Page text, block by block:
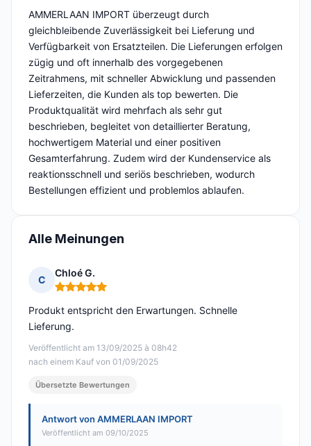
AMMERLAAN IMPORT überzeugt durch
gleichbleibende Zuverlässigkeit bei Lieferung und
Verfügbarkeit von Ersatzteilen. Die Lieferungen erfolgen
zügig und oft innerhalb des vorgegebenen
Zeitrahmens, mit schneller Abwicklung und passenden
Lieferzeiten, die Kunden als top bewerten. Die
Produktqualität wird mehrfach als sehr gut
beschrieben, begleitet von detaillierter Beratung,
hochwertigem Material und einer positiven
Gesamterfahrung. Zudem wird der Kundenservice als
reaktionsschnell und seriös beschrieben, wodurch
Bestellungen effizient und problemlos ablaufen.
Alle Meinungen
C
Chloé G.
Hinweis: 5 von 5
Veröffentlicht am 13/09/2025 à 08h42
nach einem Kauf von 01/09/2025
Produkt entspricht den Erwartungen. Schnelle
Lieferung.
Übersetzte Bewertungen
Antwort von AMMERLAAN IMPORT
Veröffentlicht am 09/10/2025